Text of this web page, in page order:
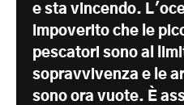
e sta vincendo.
impoverito che le
pescatori sono al
sopravvivenza e le
sono ora vuote. È